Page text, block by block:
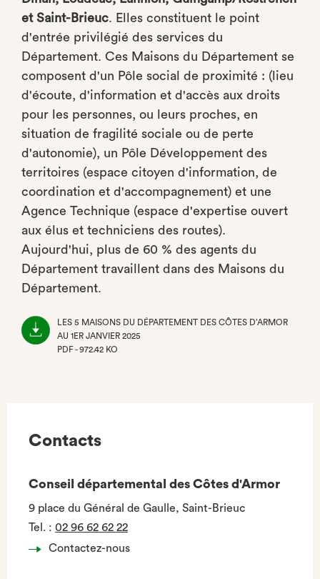
et Saint-Brieuc. Elles constituent le point
d'entrée privilégié des services du
Département. Ces Maisons du Département se
composent d'un Pôle social de proximité : (lieu
d'écoute, d'information et d'accès aux droits
pour les personnes, ou leurs proches, en
situation de fragilité sociale ou de perte
d'autonomie), un Pôle Développement des
territoires (espace citoyen d'information, de
coordination et d'accompagnement) et une
Agence Technique (espace d'expertise ouvert
aux élus et techniciens des routes).
Aujourd'hui, plus de 60 % des agents du
Département travaillent dans des Maisons du
Département.
LES 5 MAISONS DU DÉPARTEMENT DES CÔTES D’ARMOR
AU 1ER JANVIER 2025
PDF - 972.42 KO
Contacts
Conseil départemental des Côtes d'Armor
9 place du Général de Gaulle, Saint-Brieuc
Tel. : 02 96 62 62 22
Contactez-nous